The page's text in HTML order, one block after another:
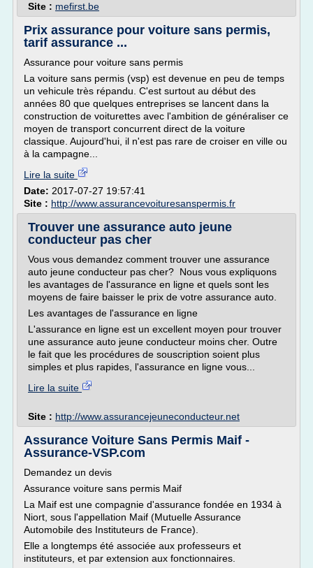
Site : mefirst.be
Prix assurance pour voiture sans permis,
tarif assurance ...
Assurance pour voiture sans permis
La voiture sans permis (vsp) est devenue en peu de temps
un vehicule très répandu. C'est surtout au début des
années 80 que quelques entreprises se lancent dans la
construction de voiturettes avec l'ambition de généraliser ce
moyen de transport concurrent direct de la voiture
classique. Aujourd'hui, il n'est pas rare de croiser en ville ou
à la campagne...
Lire la suite
Date: 2017-07-27 19:57:41
Site : http://www.assurancevoituresanspermis.fr
Trouver une assurance auto jeune
conducteur pas cher
Vous vous demandez comment trouver une assurance
auto jeune conducteur pas cher? Nous vous expliquons
les avantages de l'assurance en ligne et quels sont les
moyens de faire baisser le prix de votre assurance auto.
Les avantages de l'assurance en ligne
L'assurance en ligne est un excellent moyen pour trouver
une assurance auto jeune conducteur moins cher. Outre
le fait que les procédures de souscription soient plus
simples et plus rapides, l'assurance en ligne vous...
Lire la suite
Site : http://www.assurancejeuneconducteur.net
Assurance Voiture Sans Permis Maif -
Assurance-VSP.com
Demandez un devis
Assurance voiture sans permis Maif
La Maif est une compagnie d'assurance fondée en 1934 à
Niort, sous l'appellation Maif (Mutuelle Assurance
Automobile des Instituteurs de France).
Elle a longtemps été associée aux professeurs et
instituteurs, et par extension aux fonctionnaires.